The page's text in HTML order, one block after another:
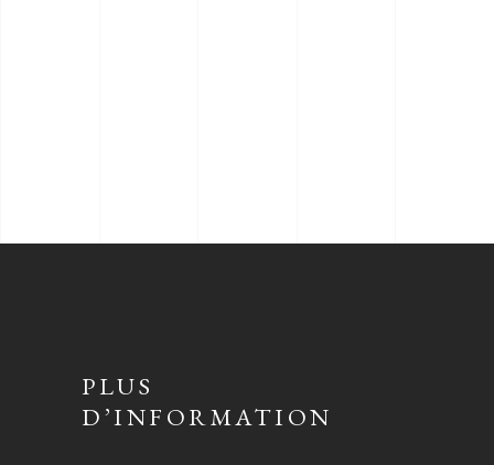
PLUS
D’INFORMATION